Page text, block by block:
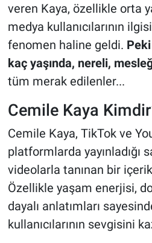
veren Kaya, özellikle orta
medya kullanıcılarının
fenomen haline geldi.
kaç yaşında, nereli,
tüm merak edilenler...
Cemile Kaya
Cemile Kaya, TikTok ve
platformlarda yayınladığı
videolarla tanınan bir
Özellikle yaşam enerjisi,
dayalı anlatımları
kullanıcılarının sevgisini